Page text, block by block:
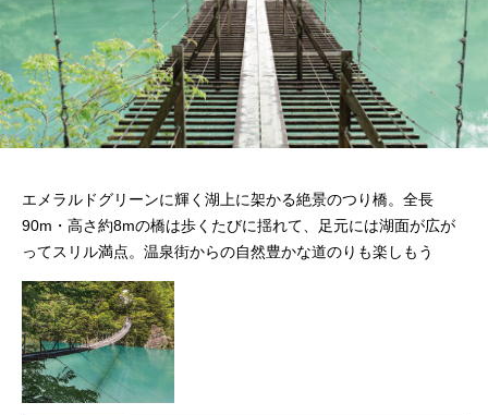
エメラルドグリーンに輝く湖上に架かる絶景のつり橋。全長
90m・高さ約8mの橋は歩くたびに揺れて、足元には湖面が広が
ってスリル満点。温泉街からの自然豊かな道のりも楽しもう